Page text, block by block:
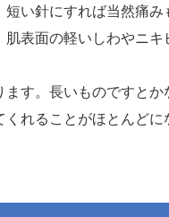
い針にすれば当然痛み
表面の軽いしわやニキ
す。長いものですとか
れることがほとんどに